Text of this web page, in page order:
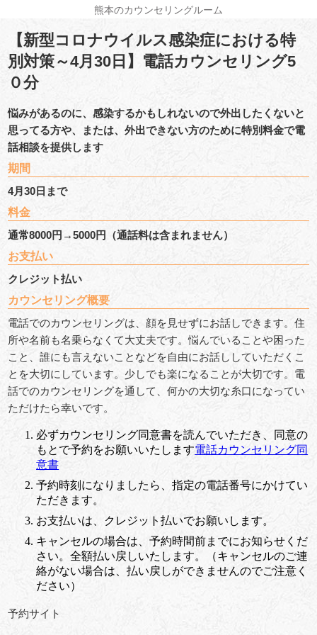
熊本のカウンセリングルーム
【新型コロナウイルス感染症における特
別対策～4月30日】電話カウンセリング5
０分
悩みがあるのに、感染するかもしれないので外出したくないと
思ってる方や、または、外出できない方のために特別料金で電
話相談を提供します
期間
4月30日まで
料金
通常8000円→5000円（通話料は含まれません）
お支払い
クレジット払い
カウンセリング概要
電話でのカウンセリングは、顔を見せずにお話しできます。住
所や名前も名乗らなくて大丈夫です。悩んでいることや困った
こと、誰にも言えないことなどを自由にお話ししていただくこ
とを大切にしています。少しでも楽になることが大切です。電
話でのカウンセリングを通して、何かの大切な糸口になってい
ただけたら幸いです。
必ずカウンセリング同意書を読んでいただき、同意の
もとで予約をお願いいたします電話カウンセリング同
意書
予約時刻になりましたら、指定の電話番号にかけてい
ただきます。
お支払いは、クレジット払いでお願いします。
キャンセルの場合は、予約時間前までにお知らせくだ
さい。全額払い戻しいたします。（キャンセルのご連
絡がない場合は、払い戻しができませんのでご注意く
ださい）
予約サイト